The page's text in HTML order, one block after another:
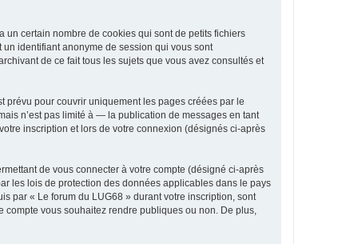
un certain nombre de cookies qui sont de petits fichiers
identifiant anonyme de session qui vous sont
de ce fait tous les sujets que vous avez consultés et
prévu pour couvrir uniquement les pages créées par le
n’est pas limité à — la publication de messages en tant
inscription et lors de votre connexion (désignés ci-après
de vous connecter à votre compte (désigné ci-après
les lois de protection des données applicables dans le pays
par « Le forum du LUG68 » durant votre inscription, sont
vous souhaitez rendre publiques ou non. De plus,